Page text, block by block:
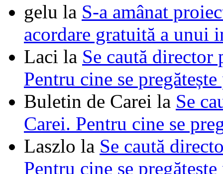
gelu la S-a amânat
acordare gratuită a unui
Laci la Se caută
Pentru cine se
Buletin de Carei la Se
Carei. Pentru cine se
Laszlo la Se caută
Pentru cine se